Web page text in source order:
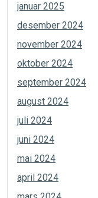
januar 2025
desember 2024
november 2024
oktober 2024
september 2024
august 2024
juli 2024
juni 2024
mai 2024
april 2024